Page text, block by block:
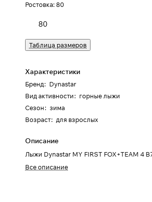
Ростовка:80
80
Таблица размеров
Характеристики
Бренд: Dynastar
Вид активности: горные лыжи
Сезон: зима
Возраст: для взрослых
Описание
Лыжи Dynastar MY FIRST FOX+TEAM 4
Все описание